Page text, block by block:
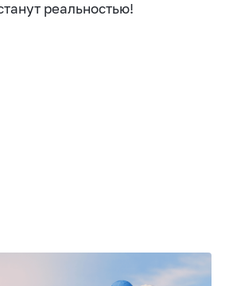
реальностью!